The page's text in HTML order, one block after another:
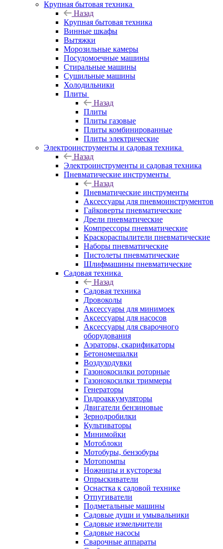
Крупная бытовая техника
Назад
Крупная бытовая техника
Винные шкафы
Вытяжки
Морозильные камеры
Посудомоечные машины
Стиральные машины
Сушильные машины
Холодильники
Плиты
Назад
Плиты
Плиты газовые
Плиты комбинированные
Плиты электрические
Электроинструменты и садовая техника
Назад
Электроинструменты и садовая техника
Пневматические инструменты
Назад
Пневматические инструменты
Аксессуары для пневмоинструментов
Гайковерты пневматические
Дрели пневматические
Компрессоры пневматические
Краскораспылители пневматические
Наборы пневматические
Пистолеты пневматические
Шлифмашины пневматические
Садовая техника
Назад
Садовая техника
Дровоколы
Аксессуары для минимоек
Аксессуары для насосов
Аксессуары для сварочного
оборудования
Аэраторы, скарификаторы
Бетономешалки
Воздуходувки
Газонокосилки роторные
Газонокосилки триммеры
Генераторы
Гидроаккумуляторы
Двигатели бензиновые
Зернодробилки
Культиваторы
Минимойки
Мотоблоки
Мотобуры, бензобуры
Мотопомпы
Ножницы и кусторезы
Опрыскиватели
Оснастка к садовой технике
Отпугиватели
Подметальные машины
Садовые души и умывальники
Садовые измельчители
Садовые насосы
Сварочные аппараты